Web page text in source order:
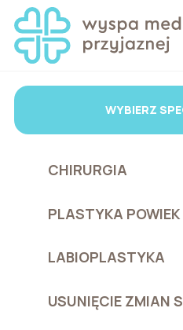
WYBIERZ
CHIRURGIA
PLASTYKA POWIEK
LABIOPLASTYKA
USUNIĘCIE ZMIAN